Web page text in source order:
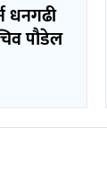
धनगढी
पौडेल